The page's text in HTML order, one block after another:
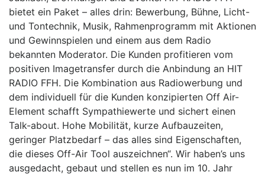
bietet ein Paket – alles drin: Bewerbung, Bühne, Licht-
und Tontechnik, Musik, Rahmenprogramm mit Aktionen
und Gewinnspielen und einem aus dem Radio
bekannten Moderator. Die Kunden profitieren vom
positiven Imagetransfer durch die Anbindung an HIT
RADIO FFH. Die Kombination aus Radiowerbung und
dem individuell für die Kunden konzipierten Off Air-
Element schafft Sympathiewerte und sichert einen
Talk-about. Hohe Mobilität, kurze Aufbauzeiten,
geringer Platzbedarf – das alles sind Eigenschaften,
die dieses Off-Air Tool auszeichnen“. Wir haben’s uns
ausgedacht, gebaut und stellen es nun im 10. Jahr